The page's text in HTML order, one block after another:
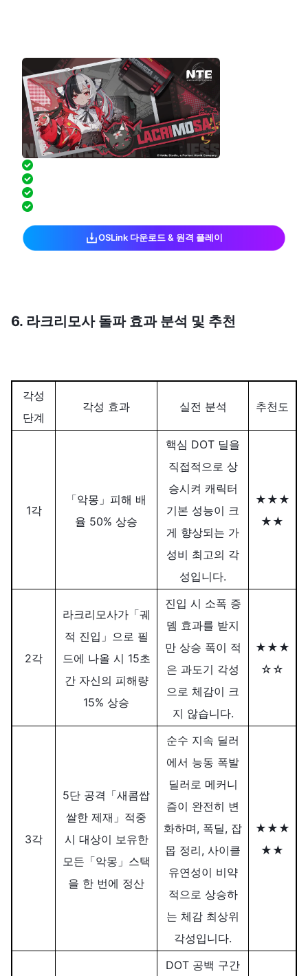
OSLink 다운로드 & 원격 플레이
6. 라크리모사 돌파 효과 분석 및 추천
각성
단계
각성 효과 실전 분석 추천도
1각
「악몽」피해 배
율 50% 상승
핵심 DOT 딜을
직접적으로 상
승시켜 캐릭터
기본 성능이 크
게 향상되는 가
성비 최고의 각
성입니다.
★★★
★★
2각
라크리모사가「궤
적 진입」으로 필
드에 나올 시 15초
간 자신의 피해량
15% 상승
진입 시 소폭 증
뎀 효과를 받지
만 상승 폭이 적
은 과도기 각성
으로 체감이 크
지 않습니다.
★★★
☆☆
3각
5단 공격「새콤쌉
쌀한 제재」적중
시 대상이 보유한
모든「악몽」스택
을 한 번에 정산
순수 지속 딜러
에서 능동 폭발
딜러로 메커니
즘이 완전히 변
화하며, 폭딜, 잡
몹 정리, 사이클
유연성이 비약
적으로 상승하
는 체감 최상위
각성입니다.
★★★
★★
DOT 공백 구간